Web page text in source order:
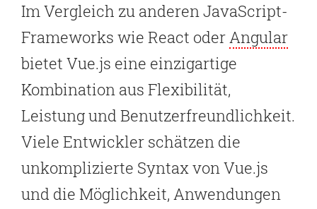
Im Vergleich zu anderen JavaScript-
Frameworks wie React oderAngular
bietet Vue.js eine einzigartige
Kombination aus Flexibilität,
Leistung und Benutzerfreundlichkeit.
Viele Entwickler schätzen die
unkomplizierte Syntax von Vue.js
und die Möglichkeit, Anwendungen